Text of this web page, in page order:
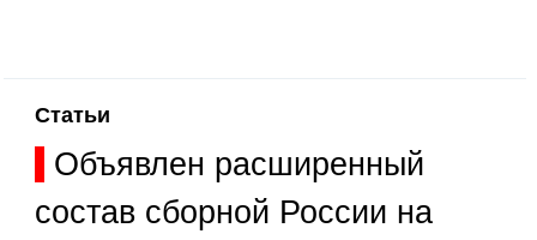
Статьи
Объявлен расширенный
состав сборной России на